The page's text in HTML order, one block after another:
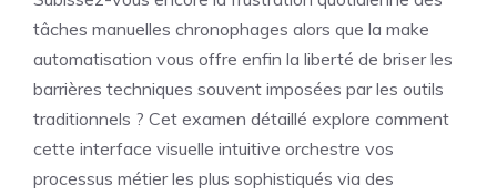
tâches manuelles chronophages alors que la make
automatisation vous offre enfin la liberté de briser les
barrières techniques souvent imposées par les outils
traditionnels ? Cet examen détaillé explore comment
cette interface visuelle intuitive orchestre vos
processus métier les plus sophistiqués via des